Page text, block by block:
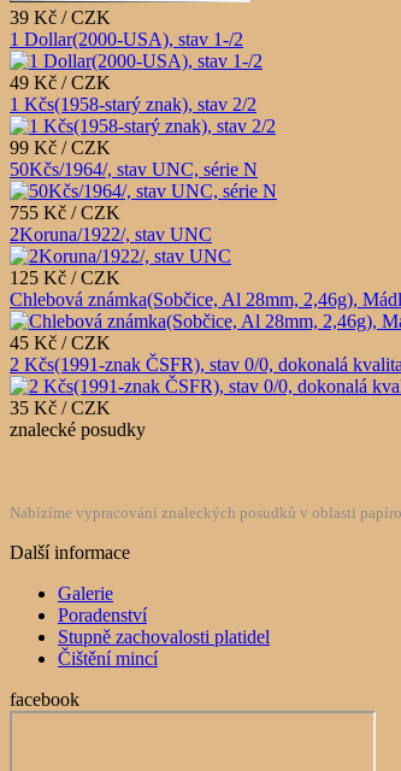
39 Kč / CZK
1 Dollar(2000-USA), stav 1-/2
49 Kč / CZK
1 Kčs(1958-starý znak), stav 2/2
99 Kč / CZK
50Kčs/1964/, stav UNC, série N
755 Kč / CZK
2Koruna/1922/, stav UNC
125 Kč / CZK
Chlebová známka(Sobčice, Al 28mm, 2,46g),
45 Kč / CZK
2 Kčs(1991-znak ČSFR), stav 0/0, dokonalá
35 Kč / CZK
znalecké posudky
Nabízíme vypracování znaleckých posudků v oblasti
Další informace
Galerie
Poradenství
Stupně zachovalosti platidel
Čištění mincí
facebook